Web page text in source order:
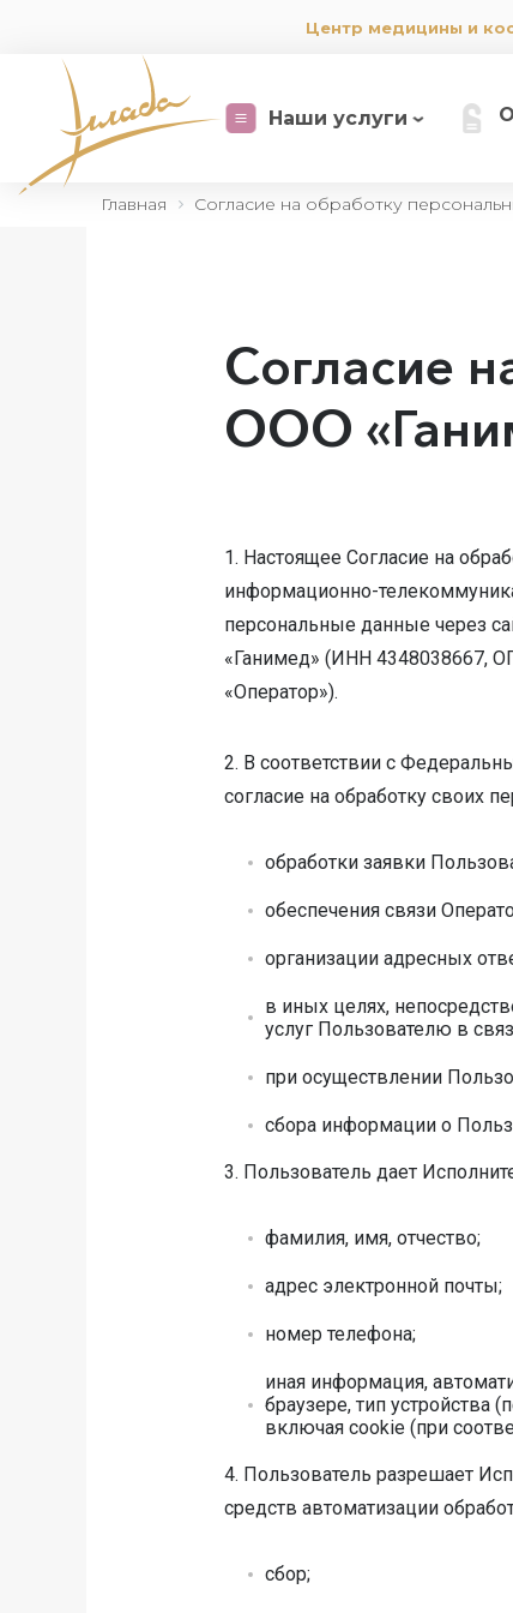
Центр медицины и
Наши услуги
Главная Согласие на обработку
Согласие
ООО
1. Настоящее Согласие на
информационно-
персональные данные через
«Ганимед» (ИНН 4348038667,
«Оператор»).
2. В соответствии с
согласие на обработку своих
обработки заявки
обеспечения связи
организации адресных
в иных целях,
услуг Пользователю в
при осуществлении
сбора информации о
3. Пользователь дает
фамилия, имя, отчество;
адрес электронной почты;
номер телефона;
иная информация,
браузере, тип устройства
включая cookie (при
4. Пользователь разрешает
средств автоматизации
сбор;